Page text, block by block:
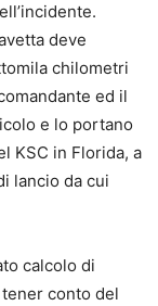
deve
chilometri
ed il
e lo portano
KSC in Florida, a
lancio da cui
calcolo di
conto del